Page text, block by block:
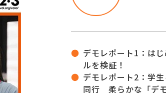
デモレポート1：は
ルを検証！
デモレポート2：学
同行 柔らかな「デ